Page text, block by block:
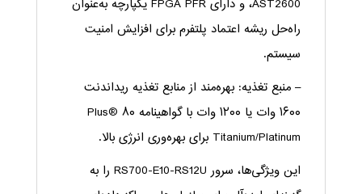
AST2600، و دارای FPGA PFR یکپارچه به‌عنوان
راه‌حل ریشه اعتماد پلتفرم برای افزایش امنیت
سیستم.
– منبع تغذیه: بهره‌مند از منابع تغذیه ریداندنت
۱۶۰۰ وات یا ۱۲۰۰ وات با گواهینامه ۸۰ Plus®
Titanium/Platinum برای بهره‌وری انرژی بالا.
این ویژگی‌ها، سرور RS700-E10-RS12U را به